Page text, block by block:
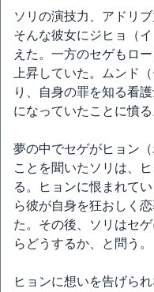
ソリの演技力、アドリ
そんな彼女にジヒョ（
えた。一方のセゲもロ
上昇していた。ムンド
り、自身の罪を知る看
になっていたことに憤る
夢の中でセゲがヒョン
ことを聞いたソリは、
る。ヒョンに恨まれて
ら彼が自身を狂おしく
た。その後、ソリはセ
らどうするか、と問う。
ヒョンに想いを告げら